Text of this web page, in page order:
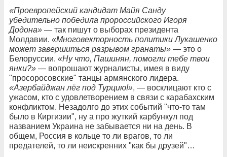
«Проевропейский кандидат Майя Санду
убедительно победила пророссийского Игоря
Додона» — так пишут о выборах президента
Молдавии. «Многовекторность политики Лукашенко
может завершиться разрывом гранаты» — это о
Белоруссии. «Ну что, Пашинян, помогли тебе твои
янки?» — вопрошают журналисты, имея в виду
"просоросовские" танцы армянского лидера.
«Азербайджан лёг под Турцию!», — восклицают кто с
ужасом, кто с удовлетворением в связи с карабахским
конфликтом. Незадолго до этих событий "что-то там
было в Киргизии", ну а про жуткий карбункул под
названием Украина не забывается ни на день. В
общем, Россия в кольце то ли врагов, то ли
предателей, то ли неискренних "как бы друзей"…